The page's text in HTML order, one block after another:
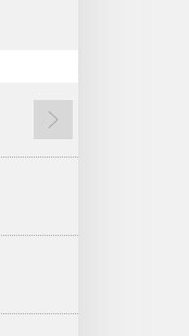
अगला